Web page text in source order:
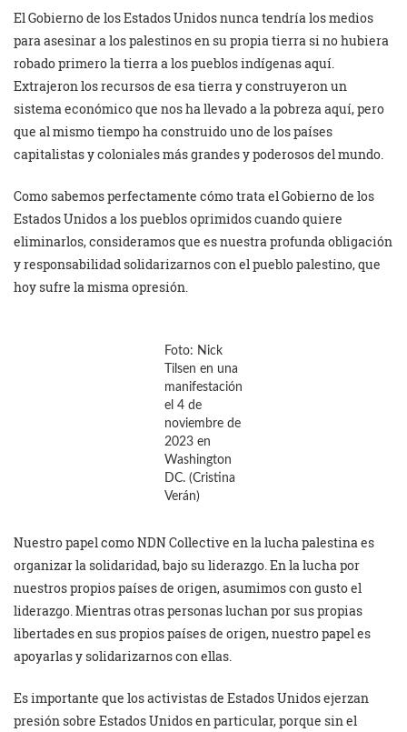
El Gobierno de los Estados Unidos nunca tendría los medios
para asesinar a los palestinos en su propia tierra si no hubiera
robado primero la tierra a los pueblos indígenas aquí.
Extrajeron los recursos de esa tierra y construyeron un
sistema económico que nos ha llevado a la pobreza aquí, pero
que al mismo tiempo ha construido uno de los países
capitalistas y coloniales más grandes y poderosos del mundo.
Como sabemos perfectamente cómo trata el Gobierno de los
Estados Unidos a los pueblos oprimidos cuando quiere
eliminarlos, consideramos que es nuestra profunda obligación
y responsabilidad solidarizarnos con el pueblo palestino, que
hoy sufre la misma opresión.
Foto: Nick
Tilsen en una
manifestación
el 4 de
noviembre de
2023 en
Washington
DC. (Cristina
Verán)
Nuestro papel como NDN Collective en la lucha palestina es
organizar la solidaridad, bajo su liderazgo. En la lucha por
nuestros propios países de origen, asumimos con gusto el
liderazgo. Mientras otras personas luchan por sus propias
libertades en sus propios países de origen, nuestro papel es
apoyarlas y solidarizarnos con ellas.
Es importante que los activistas de Estados Unidos ejerzan
presión sobre Estados Unidos en particular, porque sin el